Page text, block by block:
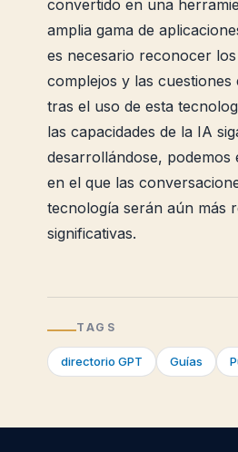
convertido en una
amplia gama de
es necesario reconocer
complejos y las cuestiones
tras el uso de esta
las capacidades de la IA
desarrollándose,
en el que las
tecnología serán aún más
significativas.
TAGS
directorio GPT Guías